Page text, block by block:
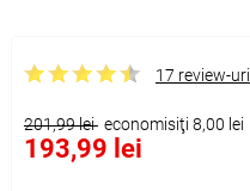
17 review-uri
201,99 lei economisiţi 8,00 lei
193,99 lei